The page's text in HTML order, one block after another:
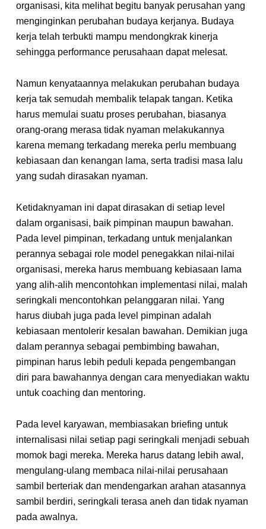
organisasi, kita melihat begitu banyak perusahan yang
menginginkan perubahan budaya kerjanya. Budaya
kerja telah terbukti mampu mendongkrak kinerja
sehingga performance perusahaan dapat melesat.
Namun kenyataannya melakukan perubahan budaya
kerja tak semudah membalik telapak tangan. Ketika
harus memulai suatu proses perubahan, biasanya
orang-orang merasa tidak nyaman melakukannya
karena memang terkadang mereka perlu membuang
kebiasaan dan kenangan lama, serta tradisi masa lalu
yang sudah dirasakan nyaman.
Ketidaknyaman ini dapat dirasakan di setiap level
dalam organisasi, baik pimpinan maupun bawahan.
Pada level pimpinan, terkadang untuk menjalankan
perannya sebagai role model penegakkan nilai-nilai
organisasi, mereka harus membuang kebiasaan lama
yang alih-alih mencontohkan implementasi nilai, malah
seringkali mencontohkan pelanggaran nilai. Yang
harus diubah juga pada level pimpinan adalah
kebiasaan mentolerir kesalan bawahan. Demikian juga
dalam perannya sebagai pembimbing bawahan,
pimpinan harus lebih peduli kepada pengembangan
diri para bawahannya dengan cara menyediakan waktu
untuk coaching dan mentoring.
Pada level karyawan, membiasakan briefing untuk
internalisasi nilai setiap pagi seringkali menjadi sebuah
momok bagi mereka. Mereka harus datang lebih awal,
mengulang-ulang membaca nilai-nilai perusahaan
sambil berteriak dan mendengarkan arahan atasannya
sambil berdiri, seringkali terasa aneh dan tidak nyaman
pada awalnya.